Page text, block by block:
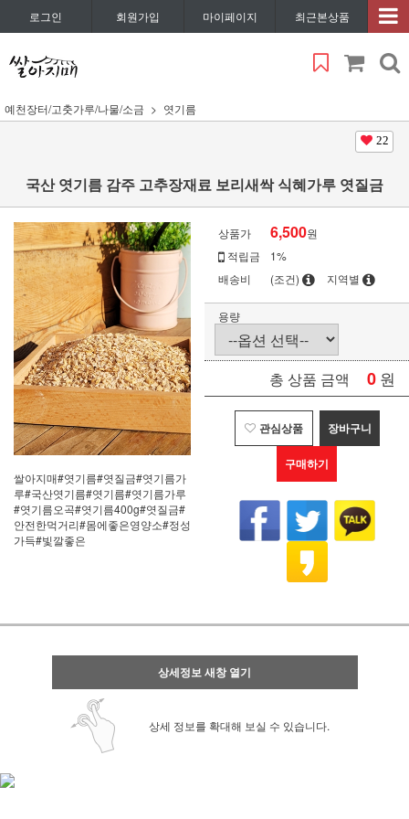
로그인 회원가입 마이페이지 최근본상품
예천장터/고춧가루/나물/소금 엿기름
22
국산 엿기름 감주 고추장재료 보리새싹 식혜가루 엿질금
쌀아지매#엿기름#엿질금#엿기름가
루#국산엿기름#엿기름#엿기름가루
#엿기름오곡#엿기름400g#엿질금#
안전한먹거리#몸에좋은영양소#정성
가득#빛깔좋은
상품가 6,500원
적립금
1%
배송비
(조건) 지역별
용량
총 상품 금액 0 원
관심상품 장바구니
구매하기
상세정보 새창 열기
상세 정보를 확대해 보실 수 있습니다.